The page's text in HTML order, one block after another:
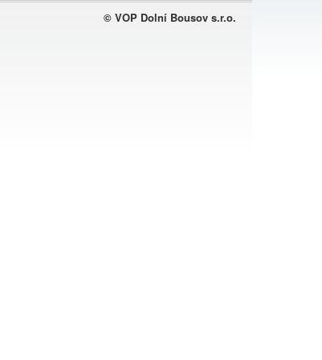
© VOP Dolní Bousov s.r.o.